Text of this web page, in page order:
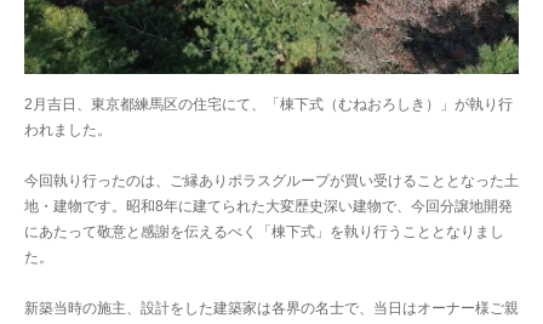
2月吉日、東京都練馬区の住宅にて、「棟下式（むねおろしき）」が執り行
われました。
今回執り行ったのは、ご縁ありポラスグループが買い受けることとなった土
地・建物です。昭和8年に建てられた大変歴史深い建物で、今回分譲地開発
にあたって敬意と感謝を伝えるべく「棟下式」を執り行うこととなりまし
た。
新築当時の施主、設計をした建築家は各界の名士で、当日はオーナー様ご親